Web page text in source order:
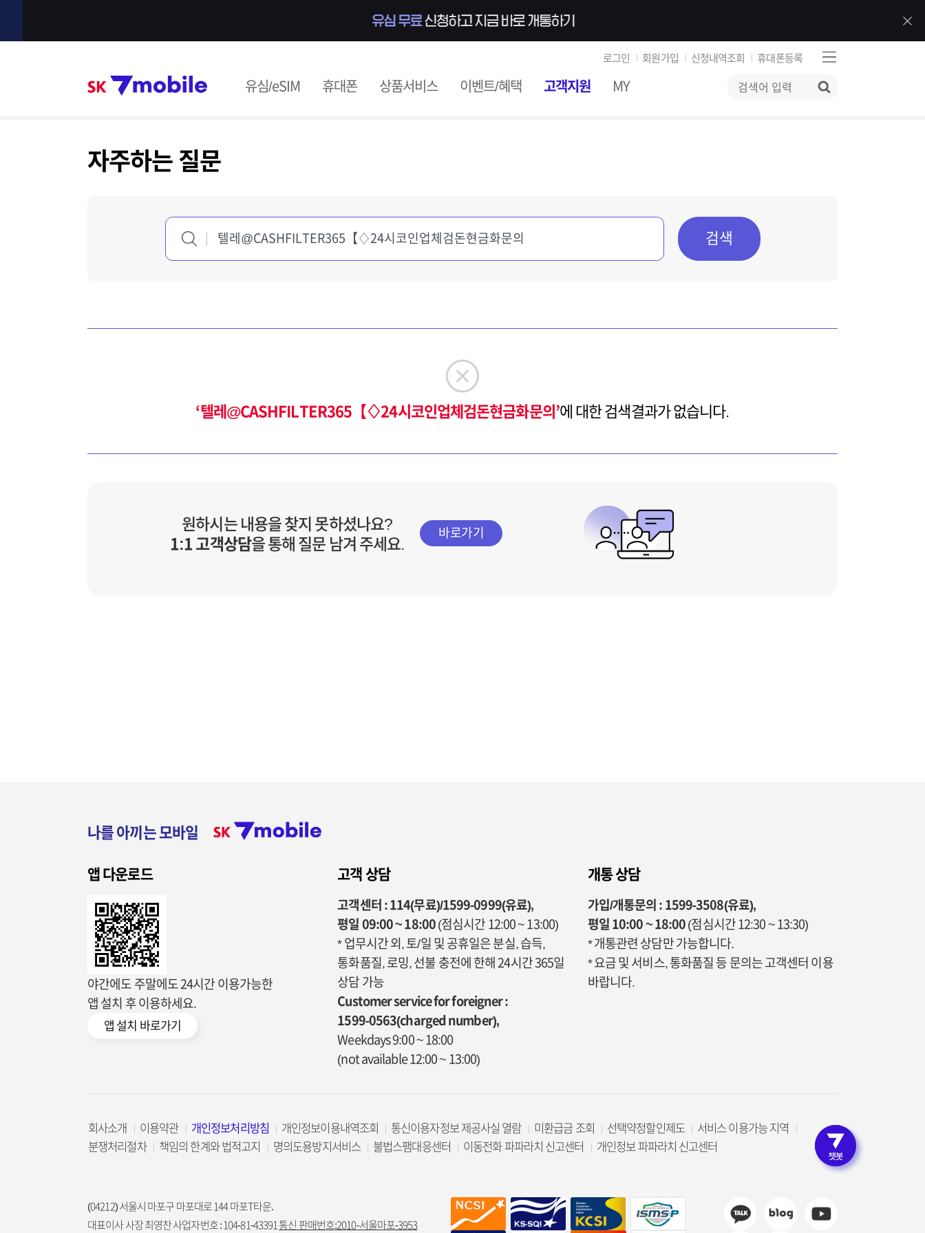
SK 7mobile
로그인 회원가입 신청내역조회 휴대폰등록
주메뉴
유심/eSIM 휴대폰 상품서비스 이벤트/혜택 고객지원 MY
검색
고객인증 없이 편리한 상
자주하는 질문
검색
‘텔레@CASHFILTER365【♢24시코인업체검돈현금화문의’에 대한 검색결과가 없습니다.
원하시는 내용을 찾지 못하셨나요?
1:1 고객상담을 통해 질문 남겨 주세요.
바로가기
나를 아끼는 모바일
앱 다운로드
야간에도 주말에도 24시간 이용가능한
앱 설치 후 이용하세요.
앱 설치 바로가기
고객 상담
고객센터 : 114(무료)/1599-0999(유료),
평일 09:00 ~ 18:00 (점심시간 12:00 ~ 13:00)
* 업무시간 외, 토/일 및 공휴일은 분실, 습득,
통화품질, 로밍, 선불 충전에 한해 24시간 365일
상담 가능
Customer service for foreigner :
1599-0563(charged number),
Weekdays 9:00 ~ 18:00
(not available 12:00 ~ 13:00)
개통 상담
가입/개통문의 : 1599-3508(유료),
평일 10:00 ~ 18:00 (점심시간 12:30 ~ 13:30)
* 개통관련 상담만 가능합니다.
* 요금 및 서비스, 통화품질 등 문의는 고객센터 이용
바랍니다.
회사소개 이용약관 개인정보처리방침 개인정보이용내역조회 통신이용자정보 제공사실 열람 미환급금 조회 선택약정할인제도
서비스 이용가능 지역
분쟁처리절차
책임의 한계와 법적고지 명의도용방지서비스 불법스팸대응센터 이동전화 파파라치 신고센터 개인정보 파파라치 신고센터
(04212) 서울시 마포구 마포대로 144 마포T타운.
대표이사 사장 최영찬 사업자번호 : 104-81-43391 통신 판매번호:2010-서울마포-3953